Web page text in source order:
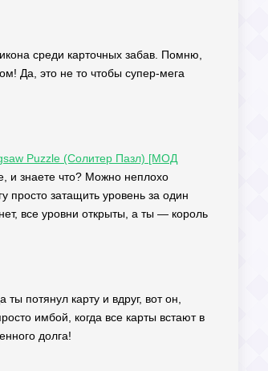
среди карточных забав. Помню,
Да, это не то чтобы супер-мега
Puzzle (Солитер Пазл) [МОД
и знаете что? Можно неплохо
просто затащить уровень за один
все уровни открыты, а ты — король
потянул карту и вдруг, вот он,
имбой, когда все карты встают в
долга!